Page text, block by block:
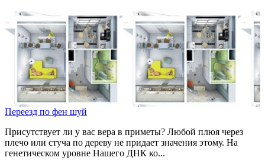
Переезд по фен шуй
Присутствует ли у вас вера в приметы? Любой плюя через
плечо или стуча по дереву не придает значения этому. На
генетическом уровне Нашего ДНК ко...